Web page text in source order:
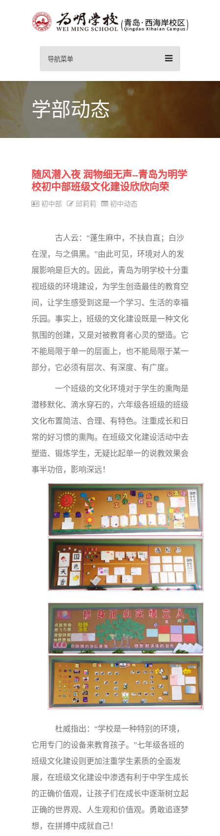
导航菜单
学部动态
随风潜入夜 润物细无声--青岛为明学
校初中部班级文化建设欣欣向荣
初中部 邱莉莉 初中动态
古人云：“蓬生麻中，不扶自直；白沙
在涅，与之俱黑。”由此可见，环境对人的发
展影响是巨大的。因此，青岛为明学校十分重
视班级的环境建设，为学生创造最佳的教育空
间，让学生感受到这是一个学习、生活的幸福
乐园。事实上，班级的文化建设既是一种文化
氛围的创建，又是对被教育者心灵的塑造。它
不能局限于单一的层面上，也不能局限于某一
部分，它必须有层次、有深度、有广度。
一个班级的文化环境对于学生的熏陶是
潜移默化、滴水穿石的，六年级各班级的班级
文化布置简洁、合理、有特色。注重成长和日
常的好习惯的熏陶。在班级文化建设活动中去
塑造、锻炼学生，无疑比起单一的说教效果会
事半功倍，影响深远！
杜威指出：“学校是一种特别的环境，
它用专门的设备来教育孩子。”七年级各班的
班级文化建设则更加注重学生素质的全面发
展，在班级文化建设中渗透有利于中学生成长
的正确价值观，让孩子们在成长中逐渐树立起
正确的世界观、人生观和价值观。勇敢追逐梦
想，在拼搏中成就自己！